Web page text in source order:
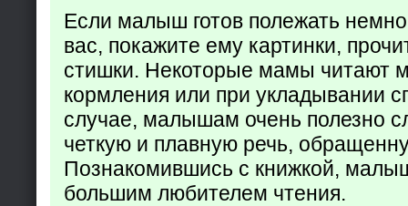
Если малыш готов полежать
вас, покажите ему картинки,
стишки. Некоторые мамы читают
кормления или при укладывании
случае, малышам очень полезно
четкую и плавную речь,
Познакомившись с книжкой,
большим любителем чтения.